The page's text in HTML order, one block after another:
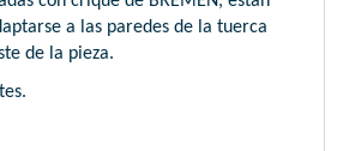
a las paredes de la tuerca
de la pieza.